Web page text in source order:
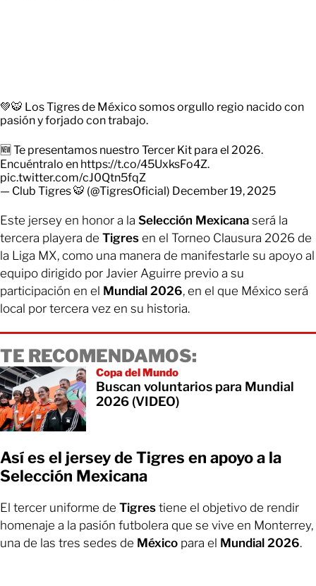
💚🐯 Los Tigres de México somos orgullo regio nacido con
pasión y forjado con trabajo.
🆕 Te presentamos nuestro Tercer Kit para el 2026.
Encuéntralo en https://t.co/45UxksFo4Z.
pic.twitter.com/cJ0Qtn5fqZ
— Club Tigres 🐯 (@TigresOficial) December 19, 2025
Este jersey en honor a la Selección Mexicana será la
tercera playera de Tigres en el Torneo Clausura 2026 de
la Liga MX, como una manera de manifestarle su apoyo al
equipo dirigido por Javier Aguirre previo a su
participación en el Mundial 2026, en el que México será
local por tercera vez en su historia.
TE RECOMENDAMOS:
Copa del Mundo
Buscan voluntarios para Mundial
2026 (VIDEO)
Así es el jersey de Tigres en apoyo a la
Selección Mexicana
El tercer uniforme de Tigres tiene el objetivo de rendir
homenaje a la pasión futbolera que se vive en Monterrey,
una de las tres sedes de México para el Mundial 2026.